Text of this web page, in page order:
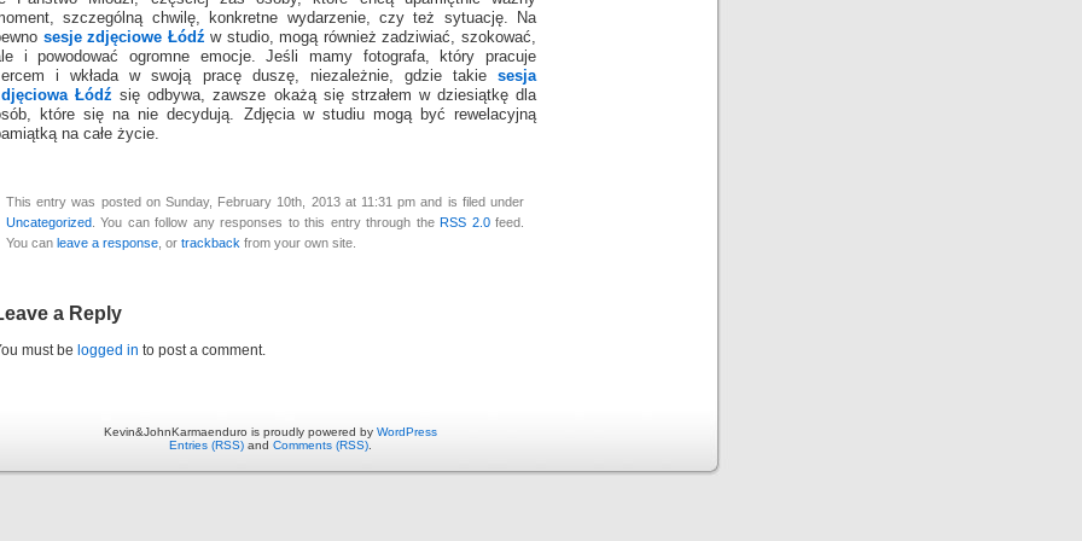
szczególną chwilę, konkretne wydarzenie, czy też sytuację. Na
sesje zdjęciowe Łódź w studio, mogą również zadziwiać, szokować,
i powodować ogromne emocje. Jeśli mamy fotografa, który pracuje
i wkłada w swoją pracę duszę, niezależnie, gdzie takie sesja
Łódź się odbywa, zawsze okażą się strzałem w dziesiątkę dla
które się na nie decydują. Zdjęcia w studiu mogą być rewelacyjną
na całe życie.
This entry was posted on Sunday, February 10th, 2013 at 11:31 pm and is filed under
Uncategorized . You can follow any responses to this entry through theRSS 2.0feed.
You can leave a response , or trackback from your own site.
a Reply
must be logged in to post a comment.
Kevin&JohnKarmaenduro is proudly powered by WordPress
Entries (RSS) and Comments (RSS)